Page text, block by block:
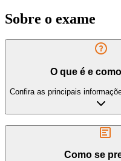
Sobre o exame
O que é e
Confira as principais
Como se